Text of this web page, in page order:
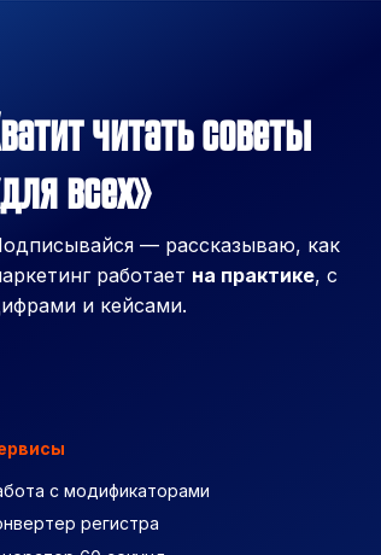
читать советы
всех»
— рассказываю, как
работает на практике, с
и кейсами.
с модификаторами
регистра